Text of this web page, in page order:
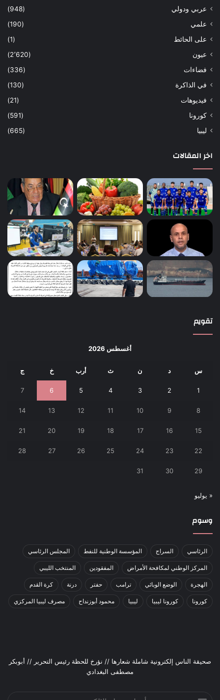
عربي ودولي
(948)
علمي
(190)
على الحائط
(1)
عيون
(2٬620)
فضاءات
(336)
في الذاكرة
(130)
فيديوهات
(21)
كورونا
(591)
ليبيا
(665)
اخر المقالات
تقويم
أغسطس 2026
س د ن ث أرب خ ج
1
2
3
4
5
6
7
8
9
10
11
12
13
14
15
16
17
18
19
20
21
22
23
24
25
26
27
28
29
30
31
« يوليو
وسوم
الرئاسي السراج المؤسسة الوطنية للنفط المجلس الرئاسي
المركز الوطني لمكافحة الأمراض المفقودين المنتخب الليبي
الهجرة الوضع الوبائي ترامب حفتر درنة كرة القدم
كورونا كورونا ليبيا ليبيا محمود أبوزنداح مصرف ليبيا المركزي
صحيقة الناس إلكترونية شاملة شعارها // نؤرخ للحظة رئيس التحرير // أبوبكر
مصطفى البغدادي
أدخل